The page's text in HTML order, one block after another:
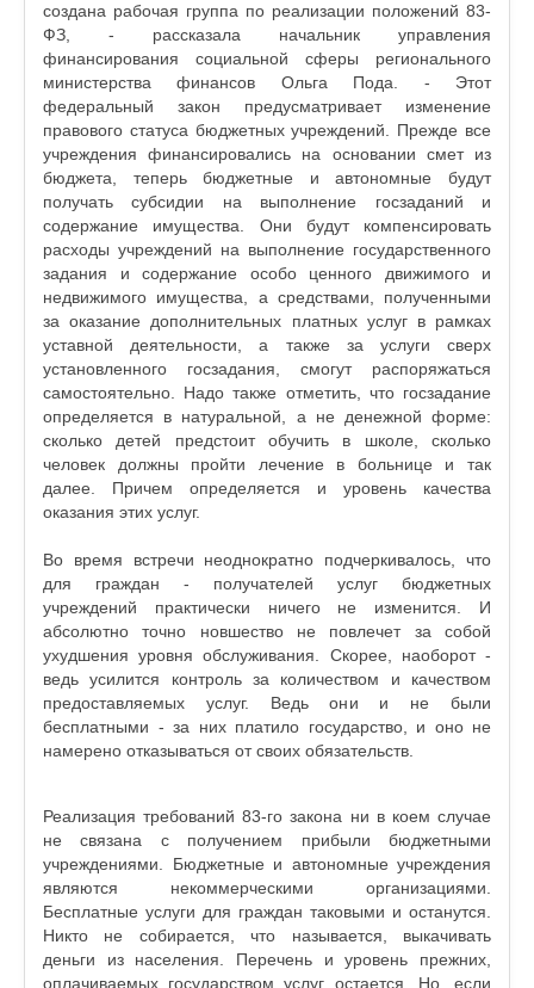
создана рабочая группа по реализации положений 83-
ФЗ, - рассказала начальник управления
финансирования социальной сферы регионального
министерства финансов Ольга Пода. - Этот
федеральный закон предусматривает изменение
правового статуса бюджетных учреждений. Прежде все
учреждения финансировались на основании смет из
бюджета, теперь бюджетные и автономные будут
получать субсидии на выполнение госзаданий и
содержание имущества. Они будут компенсировать
расходы учреждений на выполнение государственного
задания и содержание особо ценного движимого и
недвижимого имущества, а средствами, полученными
за оказание дополнительных платных услуг в рамках
уставной деятельности, а также за услуги сверх
установленного госзадания, смогут распоряжаться
самостоятельно. Надо также отметить, что госзадание
определяется в натуральной, а не денежной форме:
сколько детей предстоит обучить в школе, сколько
человек должны пройти лечение в больнице и так
далее. Причем определяется и уровень качества
оказания этих услуг.
Во время встречи неоднократно подчеркивалось, что
для граждан - получателей услуг бюджетных
учреждений практически ничего не изменится. И
абсолютно точно новшество не повлечет за собой
ухудшения уровня обслуживания. Скорее, наоборот -
ведь усилится контроль за количеством и качеством
предоставляемых услуг. Ведь они и не были
бесплатными - за них платило государство, и оно не
намерено отказываться от своих обязательств.
Реализация требований 83-го закона ни в коем случае
не связана с получением прибыли бюджетными
учреждениями. Бюджетные и автономные учреждения
являются некоммерческими организациями.
Бесплатные услуги для граждан таковыми и останутся.
Никто не собирается, что называется, выкачивать
деньги из населения. Перечень и уровень прежних,
оплачиваемых государством услуг остается. Но, если